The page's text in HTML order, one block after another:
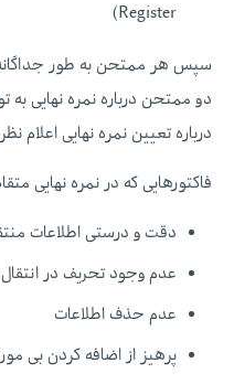
Register)
سپس هر ممتحن به طور
دو ممتحن درباره نمره نهایی
درباره تعیین نمره نهایی اعلام
فاکتورهایی که در نمره نهایی
دقت و درستی اطلاعات
عدم وجود تحریف در
عدم حذف اطلاعات
پرهیز از اضافه کردن بی